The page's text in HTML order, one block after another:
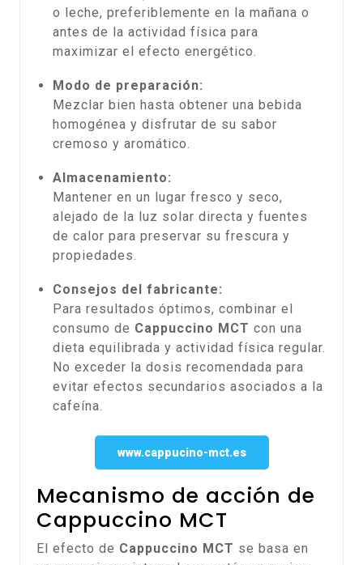
o leche, preferiblemente en la mañana o
antes de la actividad física para
maximizar el efecto energético.
Modo de preparación:
Mezclar bien hasta obtener una bebida
homogénea y disfrutar de su sabor
cremoso y aromático.
Almacenamiento:
Mantener en un lugar fresco y seco,
alejado de la luz solar directa y fuentes
de calor para preservar su frescura y
propiedades.
Consejos del fabricante:
Para resultados óptimos, combinar el
consumo de Cappuccino MCT con una
dieta equilibrada y actividad física regular.
No exceder la dosis recomendada para
evitar efectos secundarios asociados a la
cafeína.
www.cappucino-mct.es
Mecanismo de acción de
Cappuccino MCT
El efecto de Cappuccino MCT se basa en